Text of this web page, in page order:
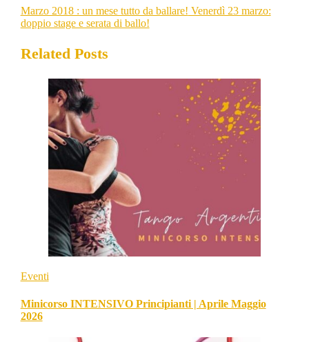
Marzo 2018 : un mese tutto da ballare! Venerdì 23 marzo:
doppio stage e serata di ballo!
Related Posts
Eventi
Minicorso INTENSIVO Principianti | Aprile Maggio
2026